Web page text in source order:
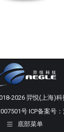
2026 羿悦(上海)
号 ICP备案号：
底部菜单